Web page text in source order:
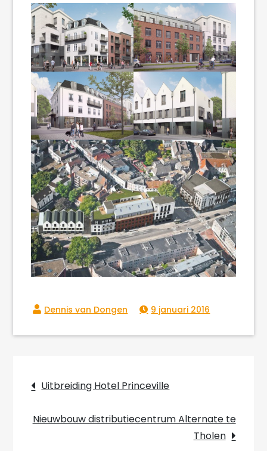
9 januari 2016
Bericht
navigatie
Uitbreiding Hotel Princeville
Nieuwbouw distributiecentrum Alternate te
Tholen